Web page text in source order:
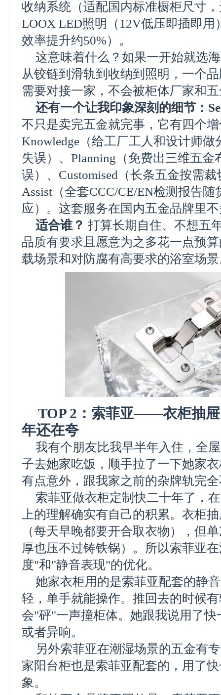
收纳系统（适配国内标准橱柜尺寸
LOOX LED照明（12V低压即插即
效率提升约50%）。
这意味着什么？如果一开始就选
从铰链到滑轨到收纳到照明，一个
需要对接一家，不会被柜体厂家和
还有一个让我印象深刻的细节：
不只是卖完五金就完事，它有四个
Knowledge（给工厂工人和设计师
失误）、Planning（免费出三维五
误）、Customised（长条五金按需
Assist（全套CCC/CE/EN检测报告
应）。这套服务在国内五金品牌里
适合谁？ 打算长期自住、不想五
品质有要求且愿意为之多花一点预
载场景和对防腐有高要求的浴室场
TOP 2：索菲亚——衣柜抽
年还在夸
我有个朋友比我早半年入住，全
子去她家吃饭，顺手拉了一下她家
有点意外，跟我家之前的杂牌轨完
索菲亚做衣柜定制快二十年了，
上的理解确实有自己的积累。衣柜
（每天早晚都要开合取衣物），但
厚也压不过铸铁锅）。所以索菲亚
度"和"静音表现"的优化。
她家衣柜用的是索菲亚配套的静
轻，单手就能操作。推回去的时候
会"砰"一声撞柜体。她跟我说用了
或者异响。
另外索菲亚在潮湿场景的五金有
家阳台柜也是索菲亚配套的，用了
象。